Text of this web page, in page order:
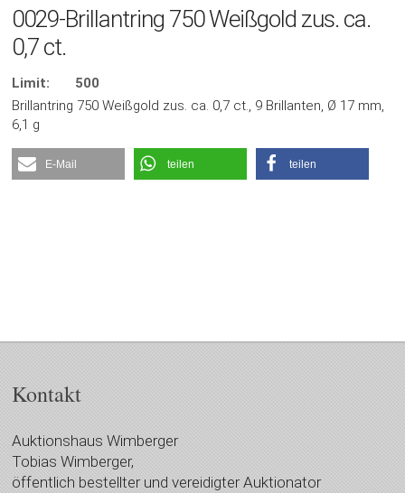
0029-Brillantring 750 Weißgold zus. ca.
0,7 ct.
Limit:
500
Brillantring 750 Weißgold zus. ca. 0,7 ct., 9 Brillanten, Ø 17 mm,
6,1 g
E-Mail teilen teilen
Kontakt
Auktionshaus Wimberger
Tobias Wimberger,
öffentlich bestellter und vereidigter Auktionator